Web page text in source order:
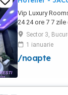
Vip Luxury
24 24 ore 7 7
Luxoase cu un
Sector 3
Complex
Monitorizare
Sector 3,
1 ianuarie
/noapte